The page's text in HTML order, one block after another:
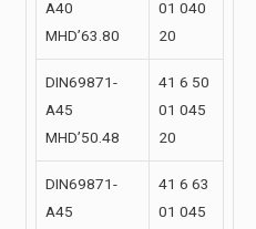
A40
MHD’63.80
01 040
20
DIN69871-
A45
MHD’50.48
41 6 50
01 045
20
DIN69871-
A45
41 6 63
01 045